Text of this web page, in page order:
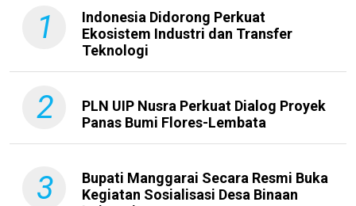
1
Indonesia Didorong Perkuat
Ekosistem Industri dan Transfer
Teknologi
2
PLN UIP Nusra Perkuat Dialog Proyek
Panas Bumi Flores-Lembata
3
Bupati Manggarai Secara Resmi Buka
Kegiatan Sosialisasi Desa Binaan